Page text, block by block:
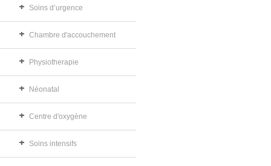
Soins d’urgence
Chambre d'accouchement
Physiotherapie
Néonatal
Centre d'oxygène
Soins intensifs